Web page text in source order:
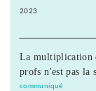
2023
La multiplication
profs n'est pas la
communiqué